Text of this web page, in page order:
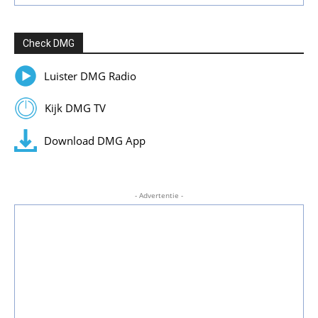
Check DMG
Luister DMG Radio
Kijk DMG TV
Download DMG App
- Advertentie -